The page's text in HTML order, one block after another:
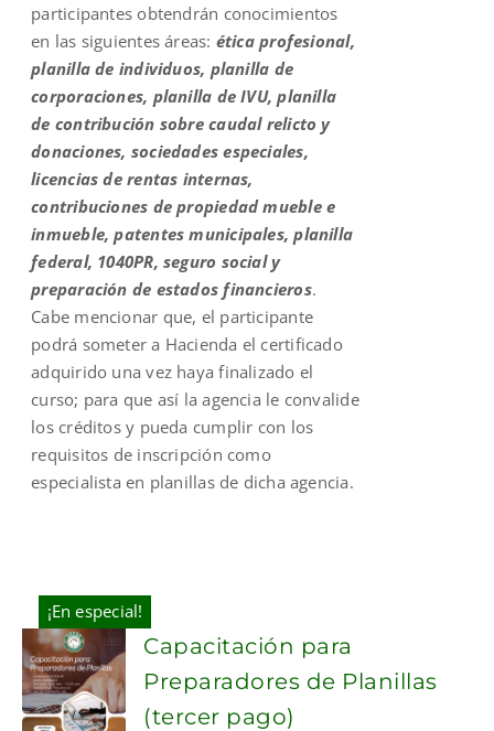
participantes obtendrán conocimientos
en las siguientes áreas: ética profesional,
planilla de individuos, planilla de
corporaciones, planilla de IVU, planilla
de contribución sobre caudal relicto y
donaciones, sociedades especiales,
licencias de rentas internas,
contribuciones de propiedad mueble e
inmueble, patentes municipales, planilla
federal, 1040PR, seguro social y
preparación de estados financieros.
Cabe mencionar que, el participante
podrá someter a Hacienda el certificado
adquirido una vez haya finalizado el
curso; para que así la agencia le convalide
los créditos y pueda cumplir con los
requisitos de inscripción como
especialista en planillas de dicha agencia.
¡En especial!
ADD TO
CART
Capacitación para
Preparadores de Planillas
(tercer pago)